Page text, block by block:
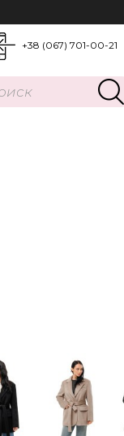
+38 (067) 701-00-21